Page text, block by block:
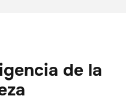
de la